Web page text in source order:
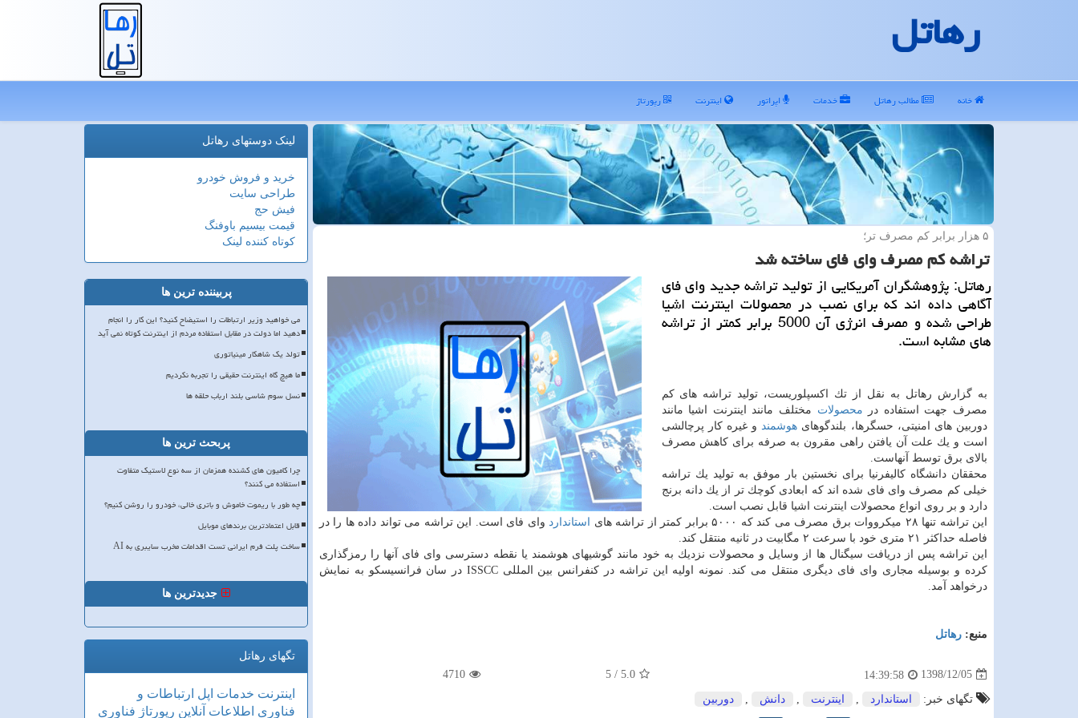
رهاتل
خانه مطالب رهاتل خدمات اپراتور اینترنت رپورتاژ
۵ هزار برابر كم مصرف تر؛
تراشه كم مصرف وای فای ساخته شد
رهاتل: پژوهشگران آمریكایی از تولید تراشه جدید وای فای
آگاهی داده اند كه برای نصب در محصولات اینترنت اشیا
طراحی شده و مصرف انرژی آن 5000 برابر كمتر از تراشه
های مشابه است.
به گزارش رهاتل به نقل از تك اكسپلوریست، تولید تراشه های كم
مصرف جهت استفاده در محصولات مختلف مانند اینترنت اشیا مانند
دوربین های امنیتی، حسگرها، بلندگوهای هوشمند و غیره كار پرچالشی
است و یك علت آن یافتن راهی مقرون به صرفه برای كاهش مصرف
بالای برق توسط آنهاست.
محققان دانشگاه كالیفرنیا برای نخستین بار موفق به تولید یك تراشه
خیلی كم مصرف وای فای شده اند كه ابعادی كوچك تر از یك دانه برنج
دارد و بر روی انواع محصولات اینترنت اشیا قابل نصب است.
این تراشه تنها ۲۸ میكرووات برق مصرف می كند كه ۵۰۰۰ برابر كمتر از تراشه های
استاندارد وای فای است. این تراشه می تواند داده ها را در
فاصله حداكثر ۲۱ متری خود با سرعت ۲ مگابیت در ثانیه منتقل كند.
این تراشه پس از دریافت سیگنال ها از وسایل و محصولات نزدیك به خود مانند گوشیهای هوشمند یا نقطه دسترسی وای فای آنها را رمزگذاری
كرده و بوسیله مجاری وای فای دیگری منتقل می كند. نمونه اولیه این تراشه در كنفرانس بین المللی ISSCC در سان فرانسیسكو به نمایش
درخواهد آمد.
منبع: رهاتل
1398/12/05
14:39:58
5.0
/
5
4710
تگهای خبر: استاندارد اینترنت دانش دوربین
لینک دوستهای رهاتل
خرید و فروش خودرو
طراحی سایت
فیش حج
قیمت بیسیم باوفنگ
کوتاه کننده لینک
پربیننده ترین ها
می خواهید وزیر ارتباطات را استیضاح کنید؟ این کار را انجام
دهید اما دولت در مقابل استفاده مردم از اینترنت کوتاه نمی آید
تولد یک شاهکار مینیاتوری
ما هیچ گاه اینترنت حقیقی را تجربه نکردیم
نسل سوم شاسی بلند ارباب حلقه ها
پربحث ترین ها
چرا کامیون های کشنده همزمان از سه نوع لاستیک متفاوت
استفاده می کنند؟
چه طور با ریموت خاموش و باتری خالی، خودرو را روشن کنیم؟
قابل اعتمادترین برندهای موبایل
ساخت پلت فرم ایرانی تست اقدامات مخرب سایبری به AI
جدیدترین ها
تگهای رهاتل
اینترنت خدمات اپل ارتباطات و
فناوری اطلاعات آنلاین رپورتاژ فناوری